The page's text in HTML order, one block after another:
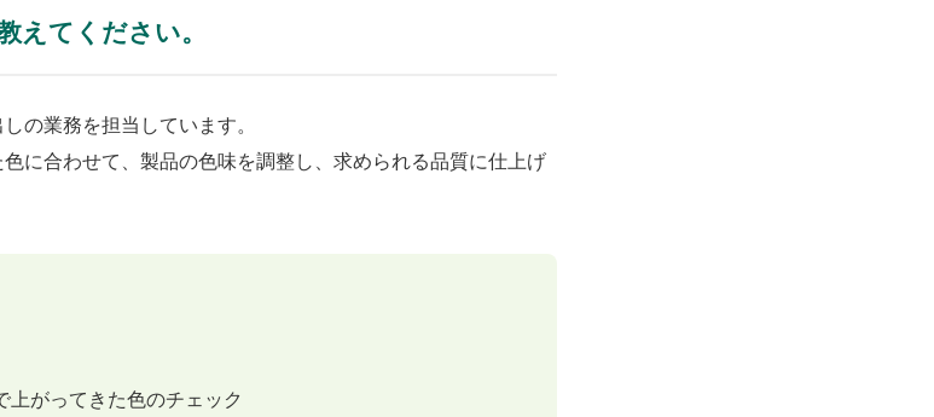
えてください。
の業務を担当しています。
に合わせて、製品の色味を調整し、求められる品質に仕上げ
上がってきた色のチェック